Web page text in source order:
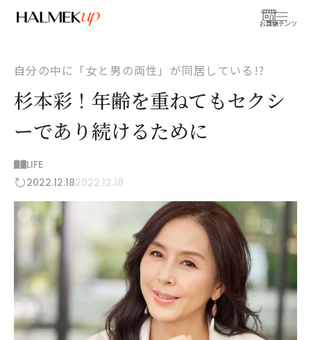
お買物
コンテンツ
自分の中に「女と男の両性」が同居している!?
杉本彩！年齢を重ねてもセクシ
ーであり続けるために
LIFE
2022.12.182022.12.18